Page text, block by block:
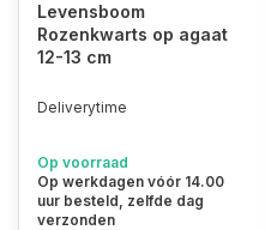
Levensboom
Rozenkwarts op agaat
12-13 cm
Deliverytime
Op voorraad
Op werkdagen vóór 14.00
uur besteld, zelfde dag
verzonden